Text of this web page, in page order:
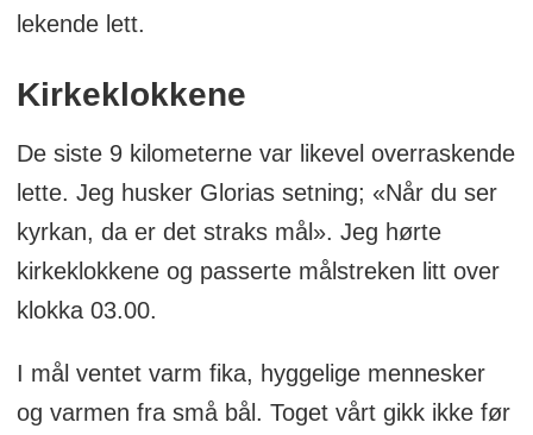
lekende lett.
Kirkeklokkene
De siste 9 kilometerne var likevel overraskende
lette. Jeg husker Glorias setning; «Når du ser
kyrkan, da er det straks mål». Jeg hørte
kirkeklokkene og passerte målstreken litt over
klokka 03.00.
I mål ventet varm fika, hyggelige mennesker
og varmen fra små bål. Toget vårt gikk ikke før